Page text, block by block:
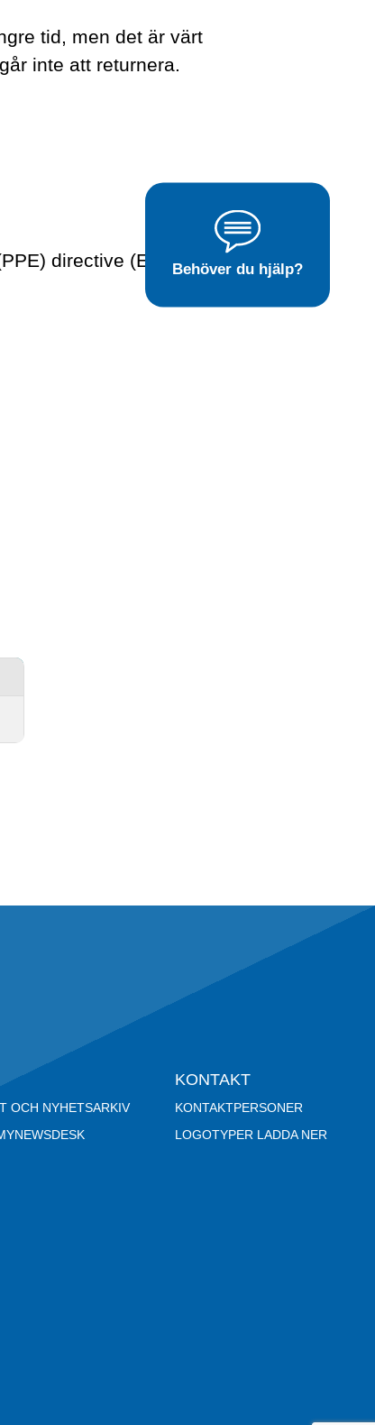
tid, men det är värt
inte att returnera.
directive (EU)
Behöver du hjälp?
OCH NYHETSARKIV
KONTAKT
KONTAKTPERSONER
LOGOTYPER LADDA NER